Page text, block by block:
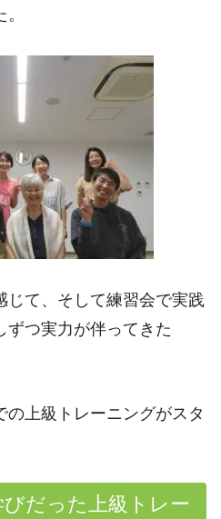
じて、そして練習会で実践
ずつ実力が伴ってきた
上級トレーニングがスタ
だった上級トレー